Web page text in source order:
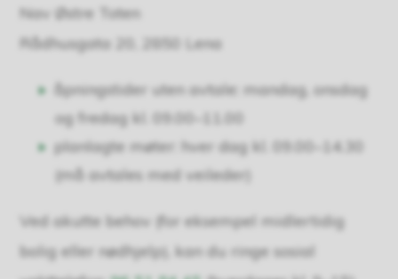
Nav Østre Toten
Rådhusgata 20, 2850 Lena
åpningstider uten avtale: mandag, onsdag
og fredag kl. 09.00–11.00
planlagte møter: hver dag kl. 09.00–14.30
(må avtales med veileder)
Ved akutte behov (for eksempel midlertidig
bolig eller nødhjelp), kan du ringe sosial